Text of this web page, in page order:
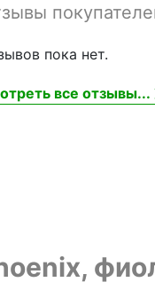
пока нет.
все отзывы...